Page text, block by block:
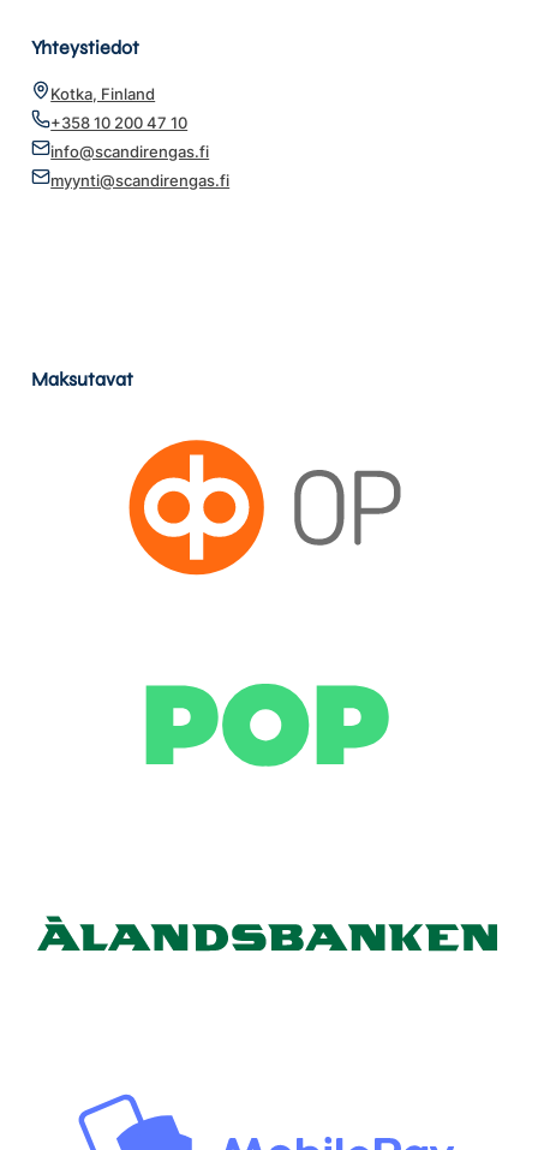
Yhteystiedot
Kotka, Finland
+358 10 200 47 10
info@scandirengas.fi
myynti@scandirengas.fi
Maksutavat